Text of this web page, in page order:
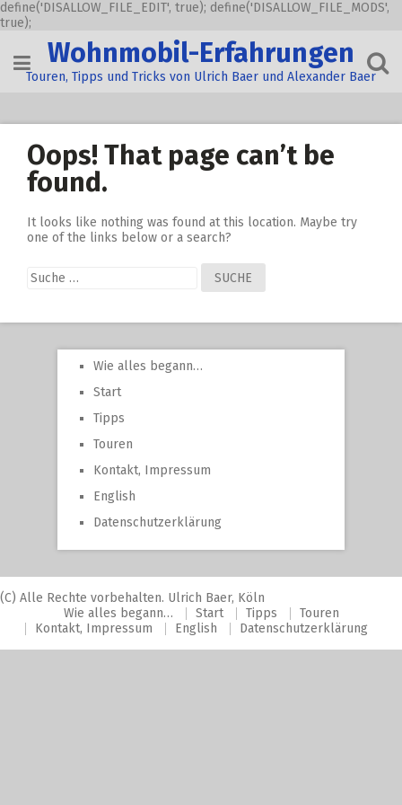
define('DISALLOW_FILE_EDIT', true); define('DISALLOW_FILE_MODS',
true);
content
Wohnmobil-Erfahrungen
Touren, Tipps und Tricks von Ulrich Baer und Alexander Baer
Oops! That page can’t be
found.
It looks like nothing was found at this location. Maybe try
one of the links below or a search?
Suche
nach:
Wie alles begann…
Start
Tipps
Touren
Kontakt, Impressum
English
Datenschutzerklärung
(C) Alle Rechte vorbehalten. Ulrich Baer, Köln
Wie alles begann…
Start Tipps
Touren
Kontakt, Impressum
English Datenschutzerklärung